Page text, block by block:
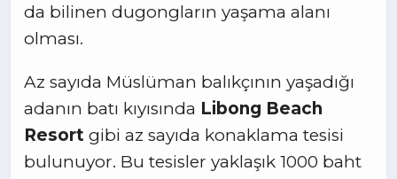
da bilinen dugongların yaşama alanı
olması.
Az sayıda Müslüman balıkçının yaşadığı
adanın batı kıyısında Libong Beach
Resort gibi az sayıda konaklama tesisi
bulunuyor. Bu tesisler yaklaşık 1000 baht